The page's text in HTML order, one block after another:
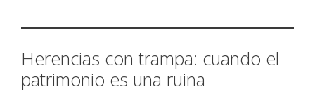
Herencias con trampa: cuando el
patrimonio es una ruina